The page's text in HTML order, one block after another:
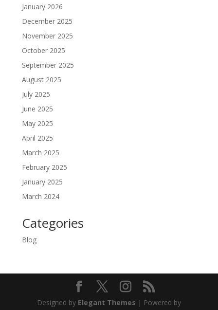
January 2026
December 2025
November 2025
October 2025
September 2025
August 2025
July 2025
June 2025
May 2025
April 2025
March 2025
February 2025
January 2025
March 2024
Categories
Blog
Designed by Elegant Themes | Powered by